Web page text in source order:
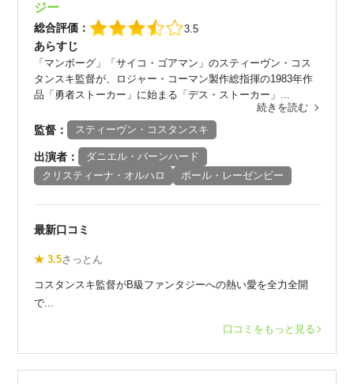
ジー
総合評価： 3.5
あらすじ
「マンボーグ」「サイコ・ゴアマン」のスティーヴン・コス
タンスキ監督が、ロジャー・コーマン製作総指揮の1983年作
品「勇者ストーカー」に始まる「デス・ストーカー」...
続きを読む
監督： スティーヴン・コスタンスキ
出演者：
ダニエル・バーンハード
クリスティーナ・オルハロ
ポール・レーゼンビー
最新口コミ
★ 3.5さっとん
コスタンスキ監督がB級ファンタジーへの熱い愛を全力全開
で...
口コミをもっと見る